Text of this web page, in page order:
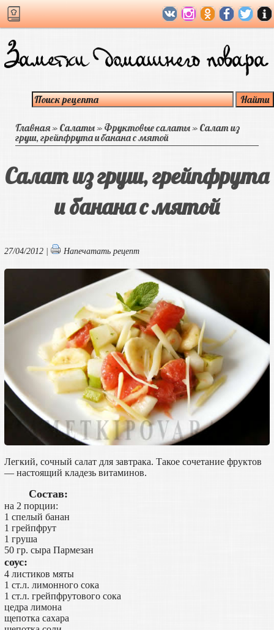
Главная» Салаты» Фруктовые салаты» Салат из
груш, грейпфрута и банана с мятой
Салат из груш, грейпфрута
и банана с мятой
27/04/2012 | Напечатать рецепт
Легкий, сочный салат для завтрака. Такое сочетание фруктов
— настоящий кладезь витаминов.
Состав:
на 2 порции:
1 спелый банан
1 грейпфрут
1 груша
50 гр. сыра Пармезан
соус:
4 листиков мяты
1 ст.л. лимонного сока
1 ст.л. грейпфрутового сока
цедра лимона
щепотка сахара